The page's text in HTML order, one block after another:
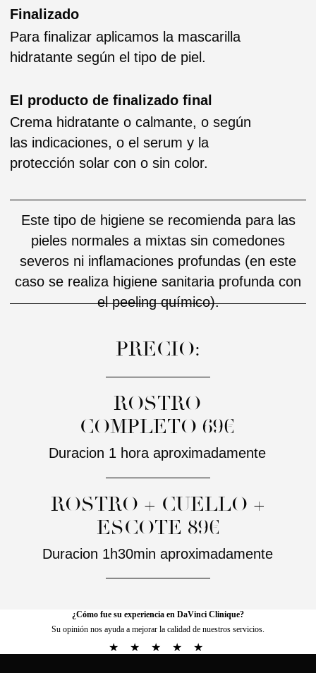
¿Cómo fue su experiencia en DaVinci Clinique?
Su opinión nos ayuda a mejorar la calidad de nuestros servicios.
★ ★ ★ ★ ★